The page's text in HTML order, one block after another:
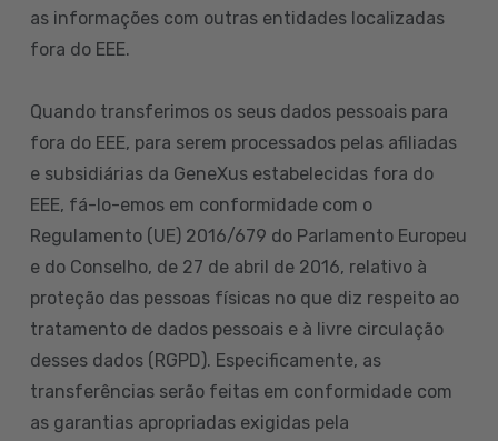
as informações com outras entidades localizadas
fora do EEE.
Quando transferimos os seus dados pessoais para
fora do EEE, para serem processados pelas afiliadas
e subsidiárias da GeneXus estabelecidas fora do
EEE, fá-lo-emos em conformidade com o
Regulamento (UE) 2016/679 do Parlamento Europeu
e do Conselho, de 27 de abril de 2016, relativo à
proteção das pessoas físicas no que diz respeito ao
tratamento de dados pessoais e à livre circulação
desses dados (RGPD). Especificamente, as
transferências serão feitas em conformidade com
as garantias apropriadas exigidas pela